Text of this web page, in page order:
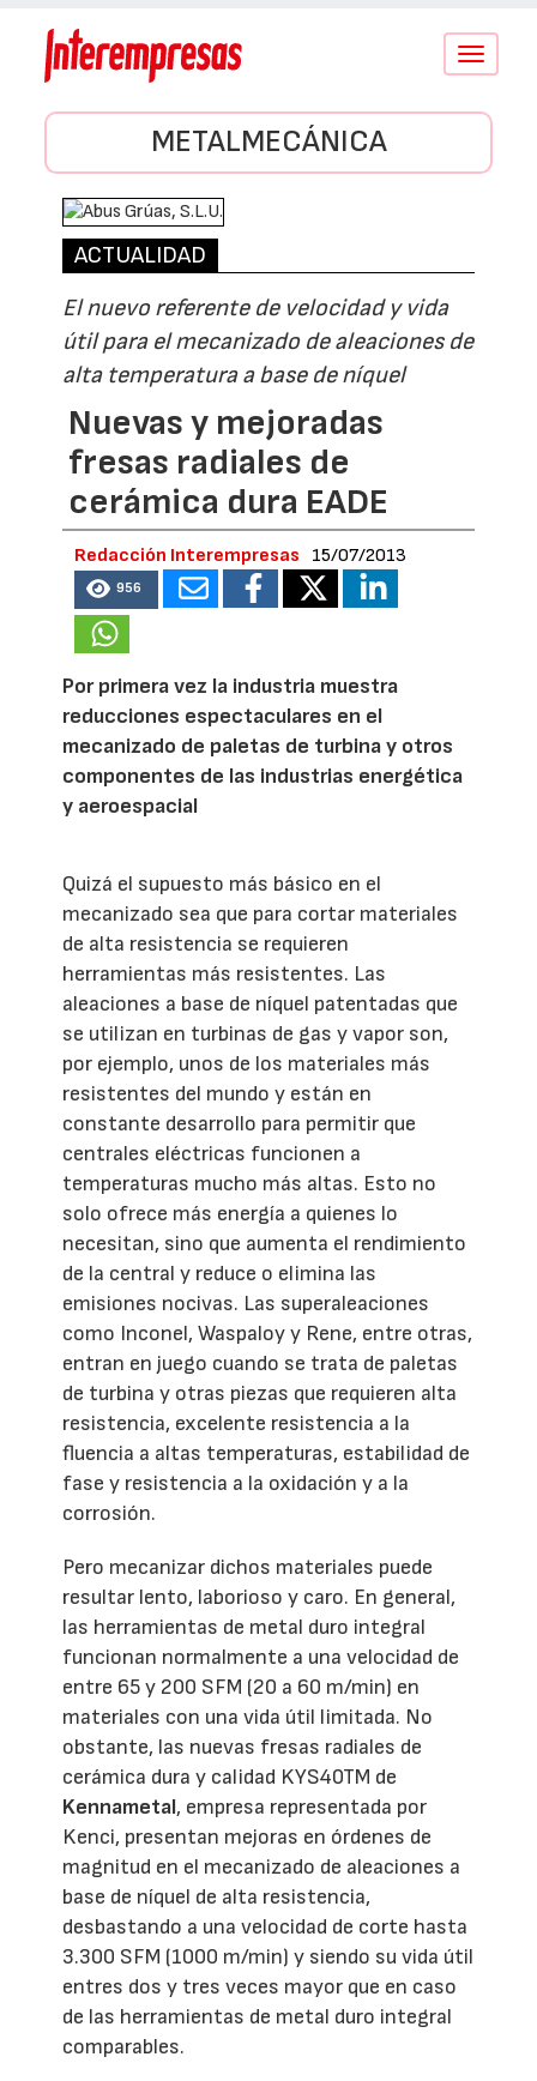
Conmutar
METALMECÁNICA
ACTUALIDAD
El nuevo referente de velocidad y vida
útil para el mecanizado de aleaciones de
alta temperatura a base de níquel
Nuevas y mejoradas
fresas radiales de
cerámica dura EADE
Redacción Interempresas 15/07/2013
956
Por primera vez la industria muestra
reducciones espectaculares en el
mecanizado de paletas de turbina y otros
componentes de las industrias energética
y aeroespacial
Quizá el supuesto más básico en el
mecanizado sea que para cortar materiales
de alta resistencia se requieren
herramientas más resistentes. Las
aleaciones a base de níquel patentadas que
se utilizan en turbinas de gas y vapor son,
por ejemplo, unos de los materiales más
resistentes del mundo y están en
constante desarrollo para permitir que
centrales eléctricas funcionen a
temperaturas mucho más altas. Esto no
solo ofrece más energía a quienes lo
necesitan, sino que aumenta el rendimiento
de la central y reduce o elimina las
emisiones nocivas. Las superaleaciones
como Inconel, Waspaloy y Rene, entre otras,
entran en juego cuando se trata de paletas
de turbina y otras piezas que requieren alta
resistencia, excelente resistencia a la
fluencia a altas temperaturas, estabilidad de
fase y resistencia a la oxidación y a la
corrosión.
Pero mecanizar dichos materiales puede
resultar lento, laborioso y caro. En general,
las herramientas de metal duro integral
funcionan normalmente a una velocidad de
entre 65 y 200 SFM (20 a 60 m/min) en
materiales con una vida útil limitada. No
obstante, las nuevas fresas radiales de
cerámica dura y calidad KYS40TM de
Kennametal, empresa representada por
Kenci, presentan mejoras en órdenes de
magnitud en el mecanizado de aleaciones a
base de níquel de alta resistencia,
desbastando a una velocidad de corte hasta
3.300 SFM (1000 m/min) y siendo su vida útil
entres dos y tres veces mayor que en caso
de las herramientas de metal duro integral
comparables.